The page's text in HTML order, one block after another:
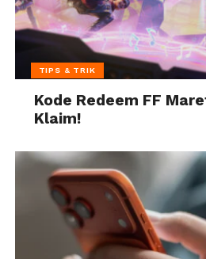
TIPS & TRIK
Kode Redeem FF
Klaim!